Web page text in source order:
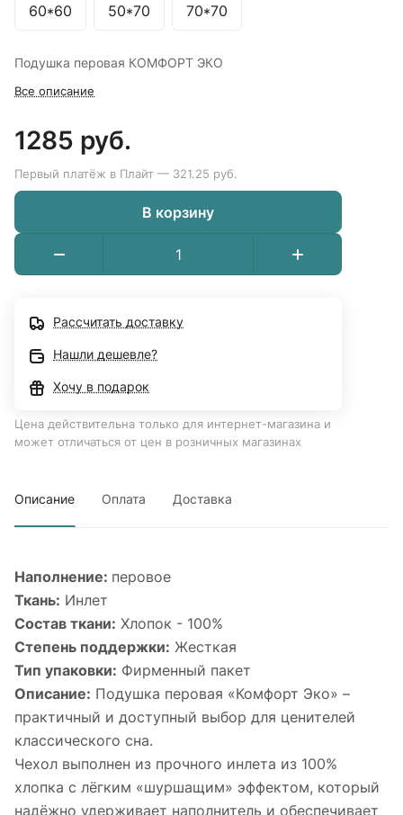
60*60 50*70 70*70
Подушка перовая КОМФОРТ ЭКО
Все описание
1285 руб.
Первый платёж в Плайт — 321.25 руб.
В корзину
Рассчитать доставку
Нашли дешевле?
Хочу в подарок
Цена действительна только для интернет-магазина и
может отличаться от цен в розничных магазинах
Описание Оплата Доставка
Наполнение: перовое
Ткань: Инлет
Состав ткани: Хлопок - 100%
Степень поддержки: Жесткая
Тип упаковки: Фирменный пакет
Описание: Подушка перовая «Комфорт Эко» –
практичный и доступный выбор для ценителей
классического сна.
Чехол выполнен из прочного инлета из 100%
хлопка с лёгким «шуршащим» эффектом, который
надёжно удерживает наполнитель и обеспечивает